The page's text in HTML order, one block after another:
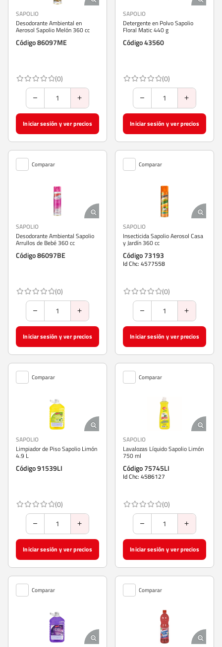
SAPOLIO
Desodorante Ambiental en
Aerosol Sapolio Melón 360 cc
Código 86097ME
(0)
Iniciar sesión y ver precios
SAPOLIO
Detergente en Polvo Sapolio
Floral Matic 440 g
Código 43560
(0)
Iniciar sesión y ver precios
Comparar
SAPOLIO
Desodorante Ambiental Sapolio
Arrullos de Bebé 360 cc
Código 86097BE
(0)
Iniciar sesión y ver precios
Comparar
SAPOLIO
Insecticida Sapolio Aerosol Casa
y Jardín 360 cc
Código 73193
Id Chc: 4577558
(0)
Iniciar sesión y ver precios
Comparar
SAPOLIO
Limpiador de Piso Sapolio Limón
4.9 L
Código 91539LI
(0)
Iniciar sesión y ver precios
Comparar
SAPOLIO
Lavalozas Líquido Sapolio Limón
750 ml
Código 75745LI
Id Chc: 4586127
(0)
Iniciar sesión y ver precios
Comparar Comparar